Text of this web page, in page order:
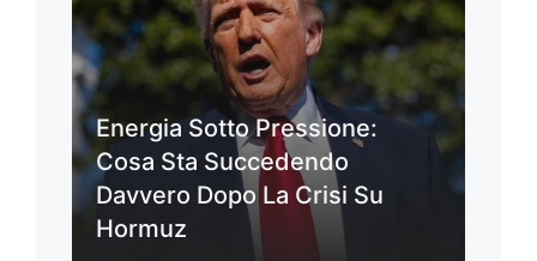
Energia Sotto Pressione:
Cosa Sta Succedendo
Davvero Dopo La Crisi Su
Hormuz